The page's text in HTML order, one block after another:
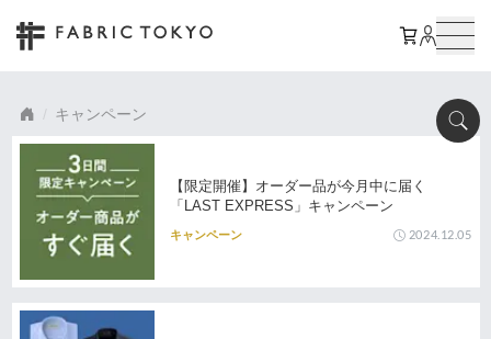
キャンペーン
【限定開催】オーダー品が今月中に届く
「LAST EXPRESS」キャンペーン
キャンペーン 2024.12.05